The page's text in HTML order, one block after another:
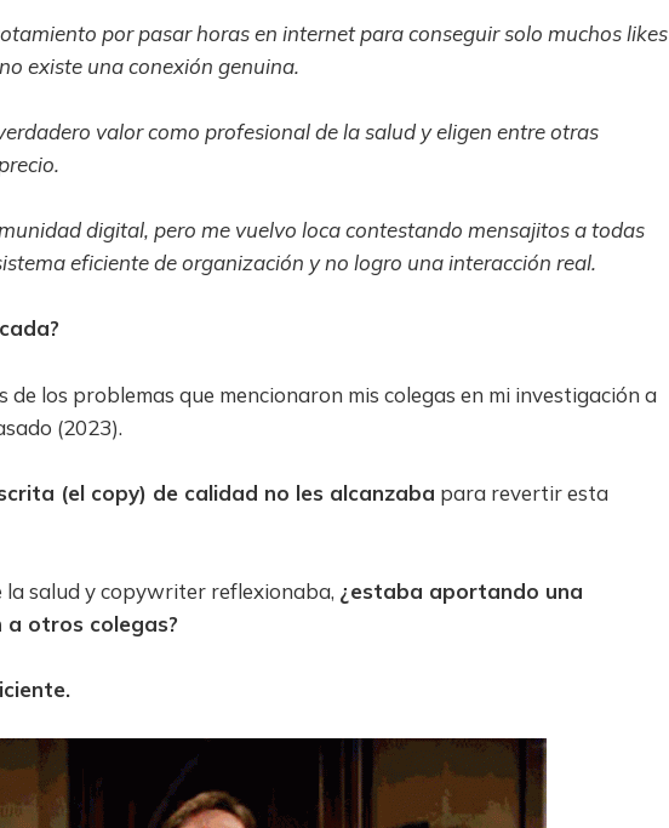
por pasar horas en internet para conseguir solo muchos likes
existe una conexión genuina.
valor como profesional de la salud y eligen entre otras
digital, pero me vuelvo loca contestando mensajitos a todas
eficiente de organización y no logro una interacción real.
de los problemas que mencionaron mis colegas en mi investigación a
(2023).
(el copy) de calidad no les alcanzaba para revertir esta
la salud y copywriter reflexionaba, ¿estaba aportando una
a otros colegas?